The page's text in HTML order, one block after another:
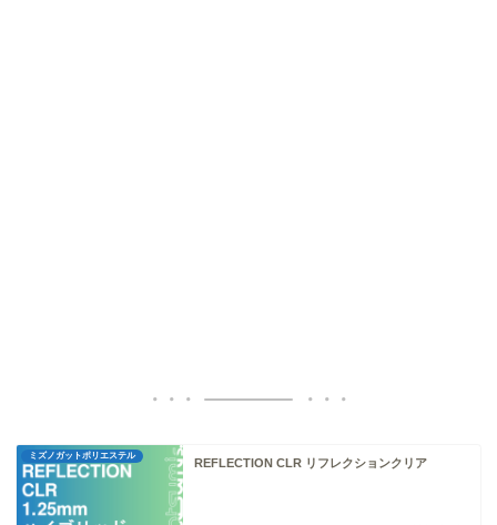
ミズノガットポリエステル
REFLECTION CLR リフレクションクリア